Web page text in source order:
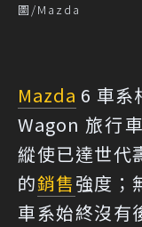
圖/Mazda
Mazda 6 車系
Wagon 旅行
縱使已達世代
的銷售強度；
車系始終沒有